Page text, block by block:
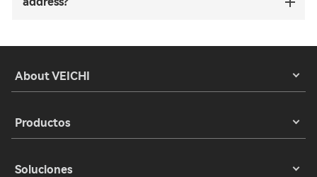
About VEICHI
Productos
Soluciones